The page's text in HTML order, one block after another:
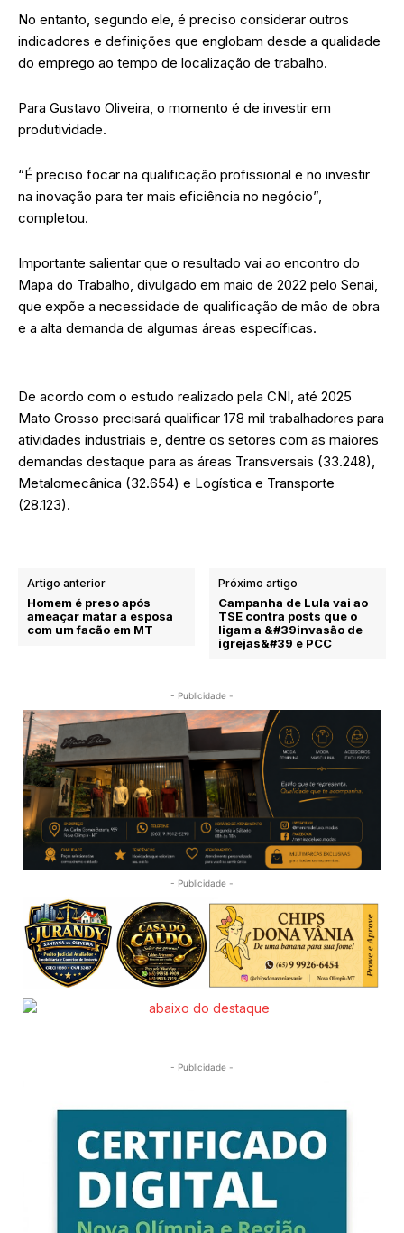
No entanto, segundo ele, é preciso considerar outros
indicadores e definições que englobam desde a qualidade
do emprego ao tempo de localização de trabalho.
Para Gustavo Oliveira, o momento é de investir em
produtividade.
“É preciso focar na qualificação profissional e no investir
na inovação para ter mais eficiência no negócio”,
completou.
Importante salientar que o resultado vai ao encontro do
Mapa do Trabalho, divulgado em maio de 2022 pelo Senai,
que expõe a necessidade de qualificação de mão de obra
e a alta demanda de algumas áreas específicas.
De acordo com o estudo realizado pela CNI, até 2025
Mato Grosso precisará qualificar 178 mil trabalhadores para
atividades industriais e, dentre os setores com as maiores
demandas destaque para as áreas Transversais (33.248),
Metalomecânica (32.654) e Logística e Transporte
(28.123).
Artigo anterior
Homem é preso após
ameaçar matar a esposa
com um facão em MT
Próximo artigo
Campanha de Lula vai ao
TSE contra posts que o
ligam a &#39invasão de
igrejas&#39 e PCC
- Publicidade -
- Publicidade -
- Publicidade -